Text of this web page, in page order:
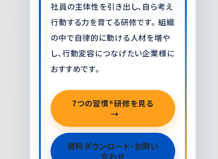
社員の主体性を引き出し、自ら考え
行動する力を育てる研修です。 組織
の中で自律的に動ける人材を増や
し、行動変容につなげたい企業様に
おすすめです。
7つの習慣®研修を見る
資料ダウンロード・お問い
合わせ